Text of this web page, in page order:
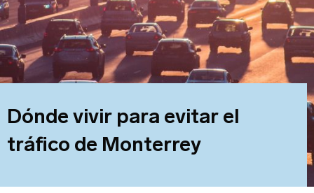
Dónde vivir para evitar el
tráfico de Monterrey
Sobre tu negocio
Dirección del negocio